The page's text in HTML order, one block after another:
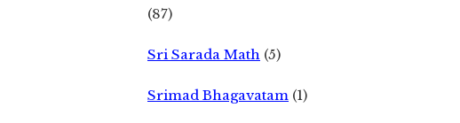
(87)
Sri Sarada Math (5)
Srimad Bhagavatam (1)